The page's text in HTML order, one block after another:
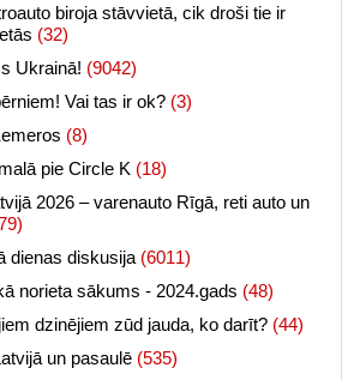
biroja stāvvietā, cik droši tie ir
(32)
Ukrainā! (9042)
Vai tas ir ok? (3)
(8)
pie Circle K (18)
2026 – varenauto Rīgā, reti auto un
dienas diskusija (6011)
norieta sākums - 2024.gads (48)
dzinējiem zūd jauda, ko darīt? (44)
un pasaulē (535)